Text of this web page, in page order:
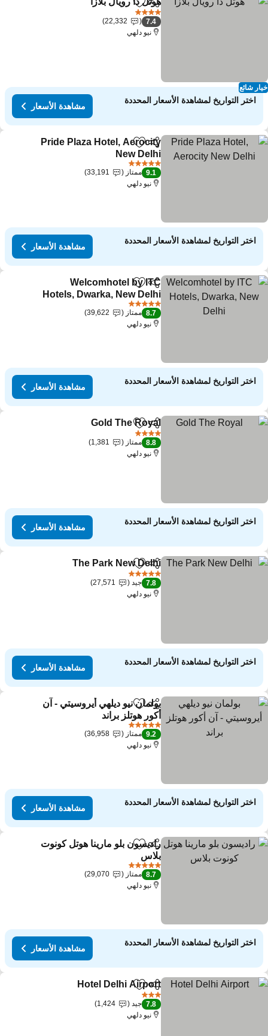
شائع
مشاركةAdd to favorites
7.4
22,332
نيو دلهي
اختر التواريخ لمشاهدة الأسعار المحددة
مشاهدة الأسعار
مشاركةAdd to favorites
Pride Plaza Hotel, Aerocity
New Delhi
9.1 ممتاز
33,191
نيو دلهي
اختر التواريخ لمشاهدة الأسعار المحددة
مشاهدة الأسعار
مشاركةAdd to favorites
Welcomhotel by ITC
Hotels, Dwarka, New Delhi
8.7 ممتاز
39,622
نيو دلهي
اختر التواريخ لمشاهدة الأسعار المحددة
مشاهدة الأسعار
مشاركةAdd to favorites
Gold The Royal
8.8 ممتاز
1,381
نيو دلهي
اختر التواريخ لمشاهدة الأسعار المحددة
مشاهدة الأسعار
مشاركةAdd to favorites
The Park New Delhi
7.8 جيد
27,571
نيو دلهي
اختر التواريخ لمشاهدة الأسعار المحددة
مشاهدة الأسعار
مشاركةAdd to favorites
بولمان نيو ديلهي أيروسيتي - آن
أكور هوتلز براند
9.2 ممتاز
36,958
نيو دلهي
اختر التواريخ لمشاهدة الأسعار المحددة
مشاهدة الأسعار
مشاركةAdd to favorites
راديسون بلو مارينا هوتل كونوت
بلاس
8.7 ممتاز
29,070
نيو دلهي
اختر التواريخ لمشاهدة الأسعار المحددة
مشاهدة الأسعار
مشاركةAdd to favorites
Hotel Delhi Airport
7.8 جيد
1,424
نيو دلهي